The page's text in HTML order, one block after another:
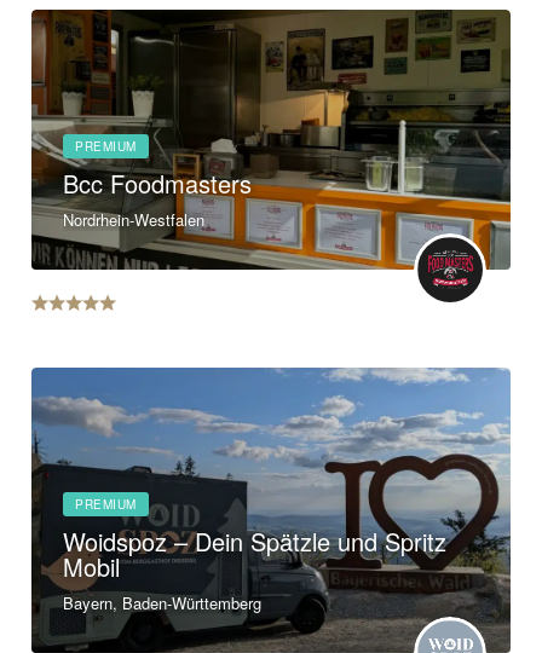
PREMIUM
Bcc Foodmasters
Nordrhein-Westfalen
PREMIUM
Woidspoz – Dein Spätzle und Spritz
Mobil
Bayern, Baden-Württemberg